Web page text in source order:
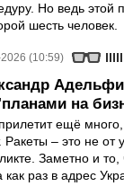
Но ведь этой
шесть человек.
(10:59)
на
ещё
Ракеты – это не от
Заметно и
как раз в адрес